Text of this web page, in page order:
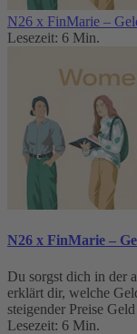
N26 x FinMarie –
Lesezeit: 6 Min.
N26 x FinMarie –
Du sorgst dich in der
erklärt dir, welche
steigender Preise
Lesezeit: 6 Min.